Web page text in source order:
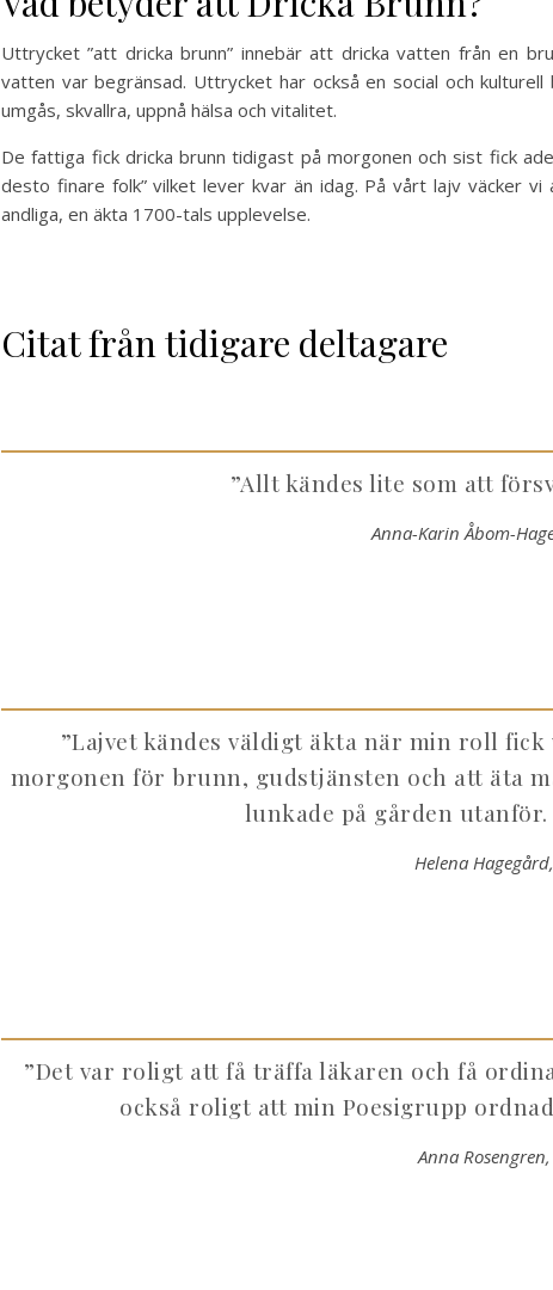
Uttrycket ”att dricka brunn” innebär att dricka vatten från en
vatten var begränsad. Uttrycket har också en social och
umgås, skvallra, uppnå hälsa och vitalitet.
De fattiga fick dricka brunn tidigast på morgonen och sist fick
desto finare folk” vilket lever kvar än idag. På vårt lajv väcker
andliga, en äkta 1700-tals upplevelse.
Citat från tidigare deltagare
”Allt kändes lite som att
Anna-Karin Åbom-
”Lajvet kändes väldigt äkta när min roll
morgonen för brunn, gudstjänsten och att äta
lunkade på gården utanför.
Helena
”Det var roligt att få träffa läkaren och få
också roligt att min Poesigrupp
Anna